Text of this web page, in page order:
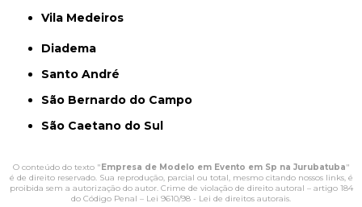
Vila Medeiros
Diadema
Santo André
São Bernardo do Campo
São Caetano do Sul
O conteúdo do texto "Empresa de Modelo em Evento em Sp na Jurubatuba"
é de direito reservado. Sua reprodução, parcial ou total, mesmo citando nossos links, é
proibida sem a autorização do autor. Crime de violação de direito autoral – artigo 184
do Código Penal – Lei 9610/98 - Lei de direitos autorais